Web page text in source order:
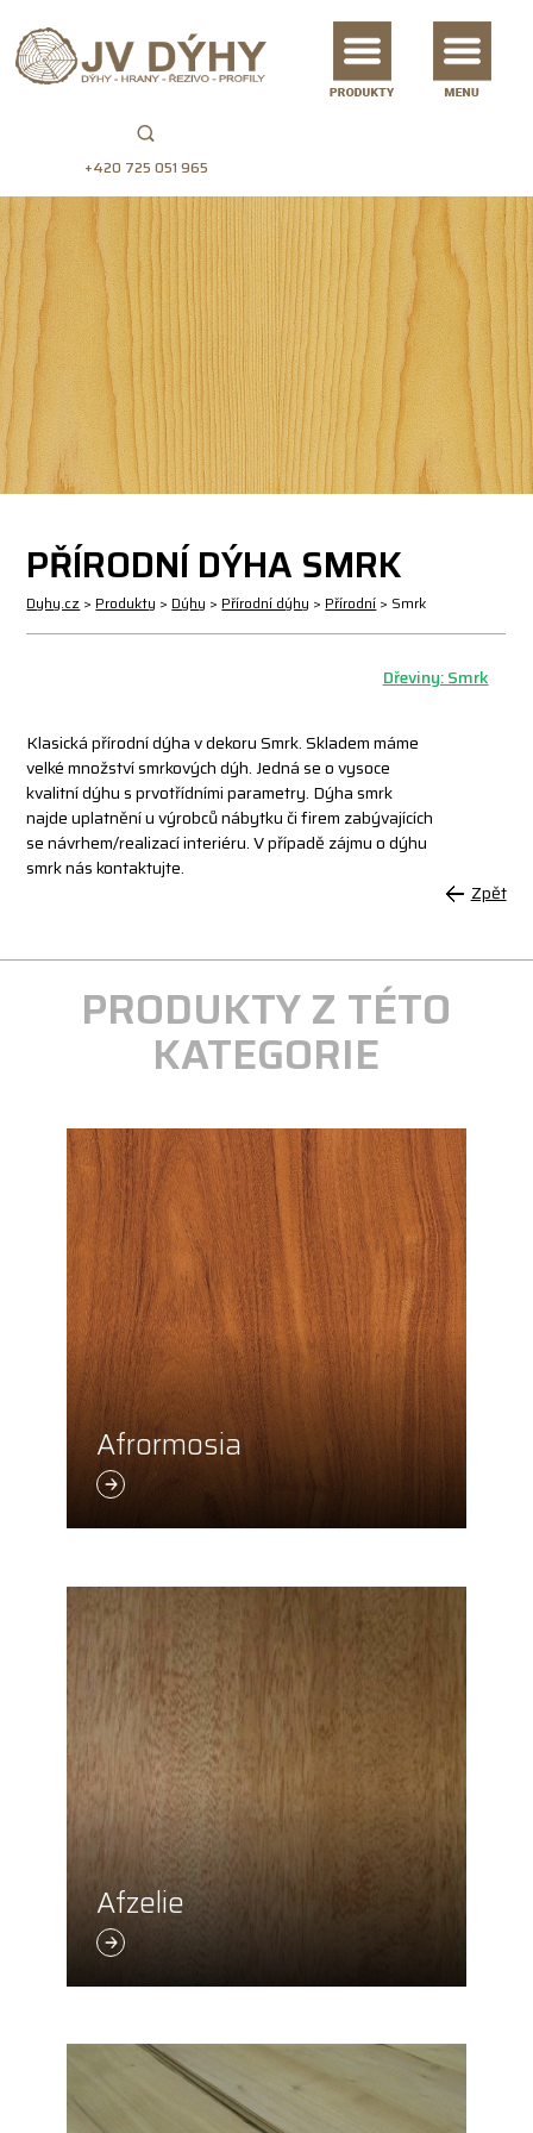
+420 725 051 965
PŘÍRODNÍ DÝHA SMRK
Dyhy.cz > Produkty > Dýhy > Přírodní dýhy > Přírodní > Smrk
Dřeviny: Smrk
Klasická přírodní dýha v dekoru Smrk. Skladem máme
velké množství smrkových dýh. Jedná se o vysoce
kvalitní dýhu s prvotřídními parametry. Dýha smrk
najde uplatnění u výrobců nábytku či firem zabývajících
se návrhem/realizací interiéru. V případě zájmu o dýhu
smrk nás kontaktujte.
Zpět
PRODUKTY Z TÉTO
KATEGORIE
Afrormosia
Afzelie